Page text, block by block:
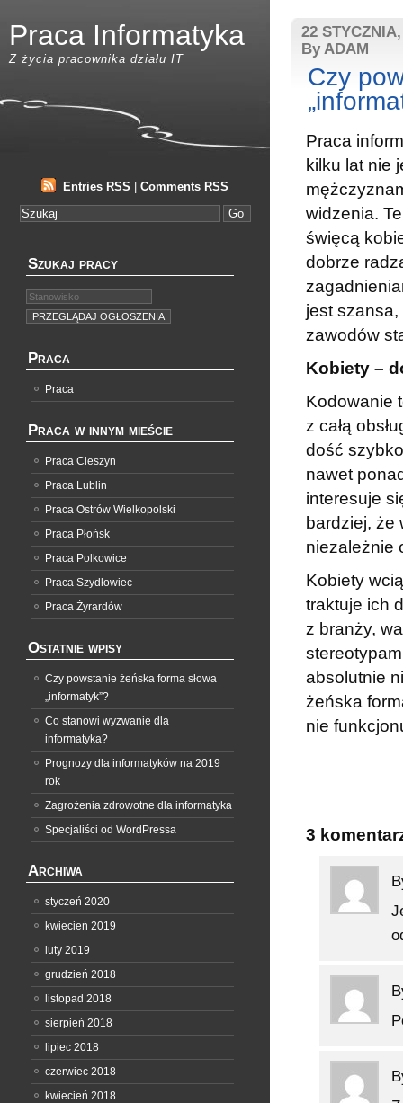
22
By ADAM
Czy
Praca
kilku lat nie
widzenia.
święcą
dobrze
jest szansa,
zawodów
Kobiety –
Kodowanie
z całą
dość
nawet
interesuje
bardziej, że
niezależnie
Kobiety
traktuje ich
z branży,
absolutnie
żeńska
nie
3
Praca Informatyka
Z życia pracownika działu IT
Entries RSS Comments RSS
Szukaj pracy
Praca
Praca
Praca w innym mieście
Praca Cieszyn
Praca Lublin
Praca Ostrów Wielkopolski
Praca Płońsk
Praca Polkowice
Praca Szydłowiec
Praca Żyrardów
Ostatnie wpisy
Czy powstanie żeńska forma słowa
„informatyk”?
Co stanowi wyzwanie dla
informatyka?
Prognozy dla informatyków na 2019
rok
Zagrożenia zdrowotne dla informatyka
Specjaliści od WordPressa
Archiwa
styczeń 2020
kwiecień 2019
luty 2019
grudzień 2018
listopad 2018
sierpień 2018
lipiec 2018
czerwiec 2018
kwiecień 2018